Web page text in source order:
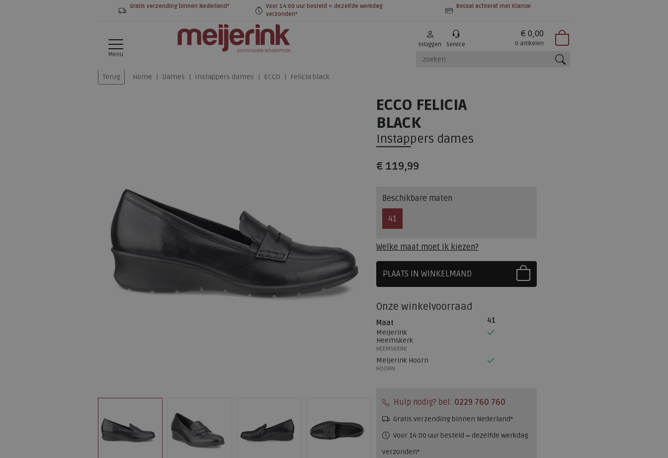
Gratis verzending binnen Nederland*
Voor 14:00 uur besteld = dezelfde werkdag
verzonden*
Betaal achteraf met Klarna!
Menu
Inloggen Service
€ 0,00
0 artikelen
Terug Home Dames Instappers dames ECCO Felicia black
ECCO FELICIA
BLACK
Instappers dames
€ 119,99
Beschikbare maten
41
Welke maat moet ik kiezen?
PLAATS IN WINKELMAND
Onze winkelvoorraad
Maat
41
Meijerink
Heemskerk
HEEMSKERK
Meijerink Hoorn
HOORN
Hulp nodig? bel: 0229 760 760
Gratis verzending binnen Nederland*
Voor 14:00 uur besteld = dezelfde werkdag
verzonden*